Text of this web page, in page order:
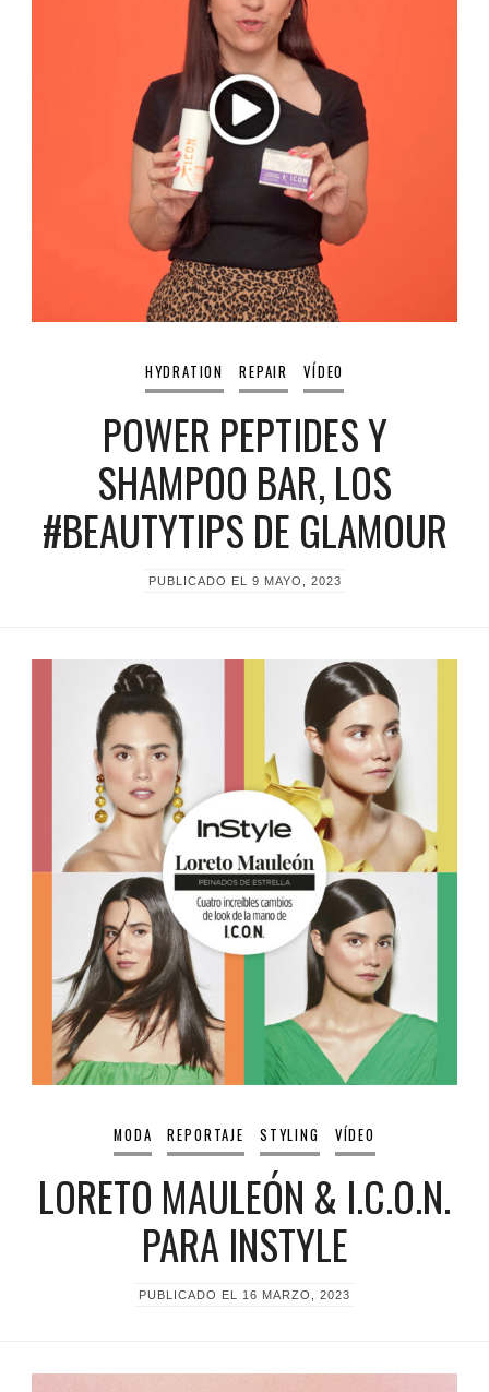
HYDRATION REPAIR VÍDEO
POWER PEPTIDES Y
SHAMPOO BAR, LOS
#BEAUTYTIPS DE GLAMOUR
PUBLICADO EL 9 MAYO, 2023
MODA REPORTAJE STYLING VÍDEO
LORETO MAULEÓN & I.C.O.N.
PARA INSTYLE
PUBLICADO EL 16 MARZO, 2023